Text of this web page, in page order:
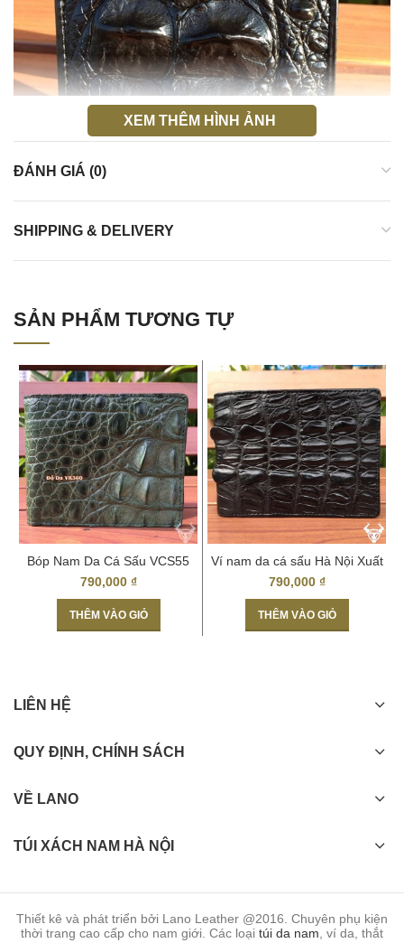
XEM THÊM HÌNH ẢNH
ĐÁNH GIÁ (0)
SHIPPING & DELIVERY
SẢN PHẨM TƯƠNG TỰ
Bóp Nam Da Cá Sấu VCS55
Màu Rêu Sậm
790,000 ₫
THÊM VÀO GIỎ
Ví nam da cá sấu Hà Nội Xuất
Khẩu
790,000 ₫
THÊM VÀO GIỎ
LIÊN HỆ
QUY ĐỊNH, CHÍNH SÁCH
VỀ LANO
TÚI XÁCH NAM HÀ NỘI
Thiết kê và phát triển bởi Lano Leather @2016. Chuyên phụ kiện
thời trang cao cấp cho nam giới. Các loại túi da nam , ví da, thắt